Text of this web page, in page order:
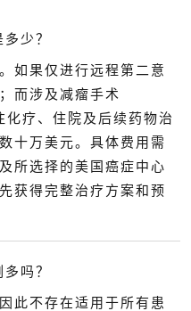
少？
如果仅进行远程第二意
而涉及减瘤手术
化疗、住院及后续药物治
十万美元。具体费用需
所选择的美国癌症中心
获得完整治疗方案和预
吗？
此不存在适用于所有患